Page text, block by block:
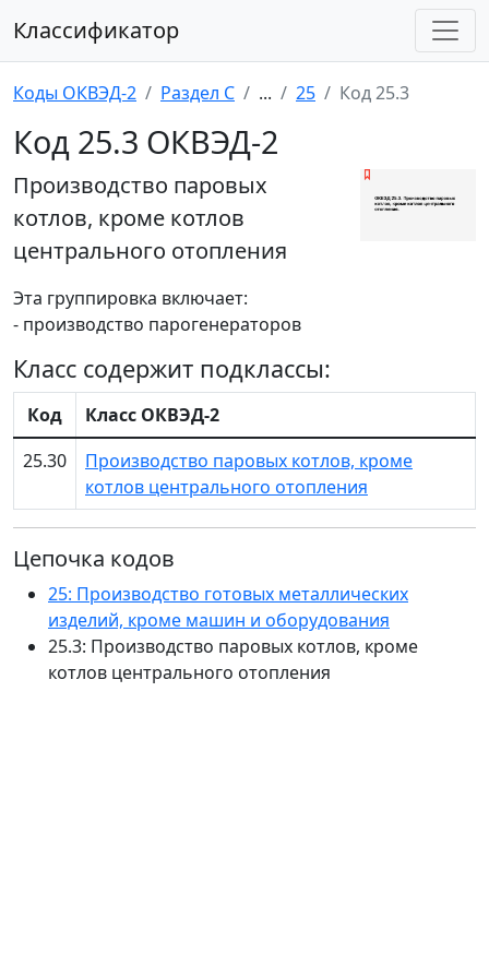
Классификатор
Коды ОКВЭД-2 Раздел C ... 25 Код 25.3
Код 25.3 ОКВЭД-2
Производство паровых
котлов, кроме котлов
центрального отопления
Эта группировка включает:
- производство парогенераторов
Класс содержит подклассы:
Код
Класс ОКВЭД-2
25.30
Производство паровых котлов, кроме
котлов центрального отопления
Цепочка кодов
25: Производство готовых металлических
изделий, кроме машин и оборудования
25.3: Производство паровых котлов, кроме
котлов центрального отопления